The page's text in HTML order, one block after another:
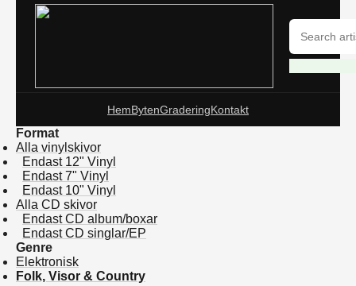
HemBytenGraderingKontakt
Format
Alla vinylskivor
Endast 12" Vinyl
Endast 7" Vinyl
Endast 10" Vinyl
Alla CD skivor
Endast CD album/boxar
Endast CD singlar/EP
Genre
Elektronisk
Folk, Visor & Country